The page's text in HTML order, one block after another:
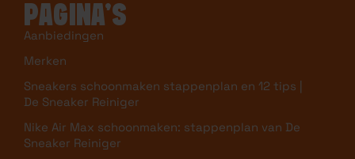
PAGINA’S
Aanbiedingen
Merken
Sneakers schoonmaken stappenplan en 12 tips |
De Sneaker Reiniger
Nike Air Max schoonmaken: stappenplan van De
Sneaker Reiniger